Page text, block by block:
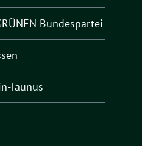
Bundespartei
Taunus